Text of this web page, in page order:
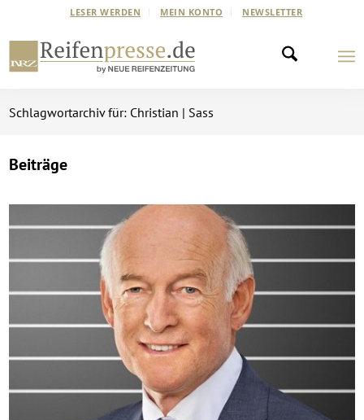
LESER WERDEN MEIN KONTO NEWSLETTER
Schlagwortarchiv für: Christian | Sass
Beiträge